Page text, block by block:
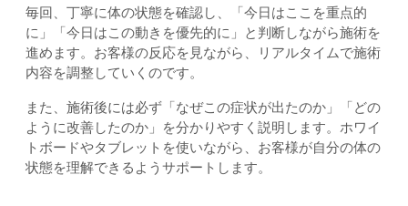
毎回、丁寧に体の状態を確認し、「今日はここを重点的
に」「今日はこの動きを優先的に」と判断しながら施術を
進めます。お客様の反応を見ながら、リアルタイムで施術
内容を調整していくのです。
また、施術後には必ず「なぜこの症状が出たのか」「どの
ように改善したのか」を分かりやすく説明します。ホワイ
トボードやタブレットを使いながら、お客様が自分の体の
状態を理解できるようサポートします。